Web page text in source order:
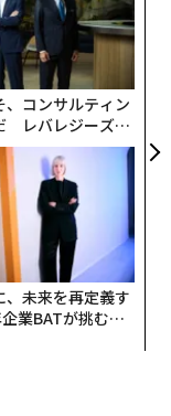
売中
こちらから
に登録する
、コンサルティン
レバレジーズが
次世代ファームの
、未来を再定義す
業BATが挑むス